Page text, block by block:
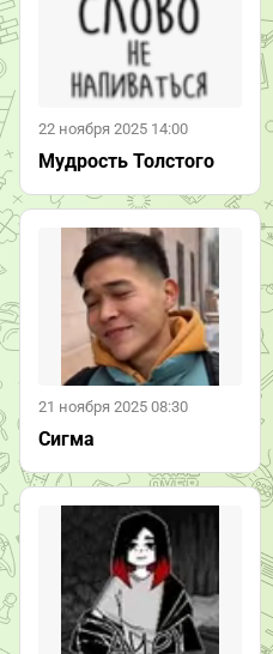
22 ноября 2025 14:00
Мудрость Толстого
21 ноября 2025 08:30
Сигма